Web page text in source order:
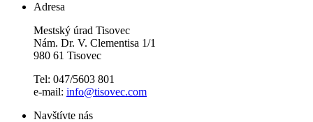
Adresa
Mestský úrad Tisovec
Nám. Dr. V. Clementisa 1/1
980 61 Tisovec
Tel: 047/5603 801
e-mail: info@tisovec.com
Navštívte nás